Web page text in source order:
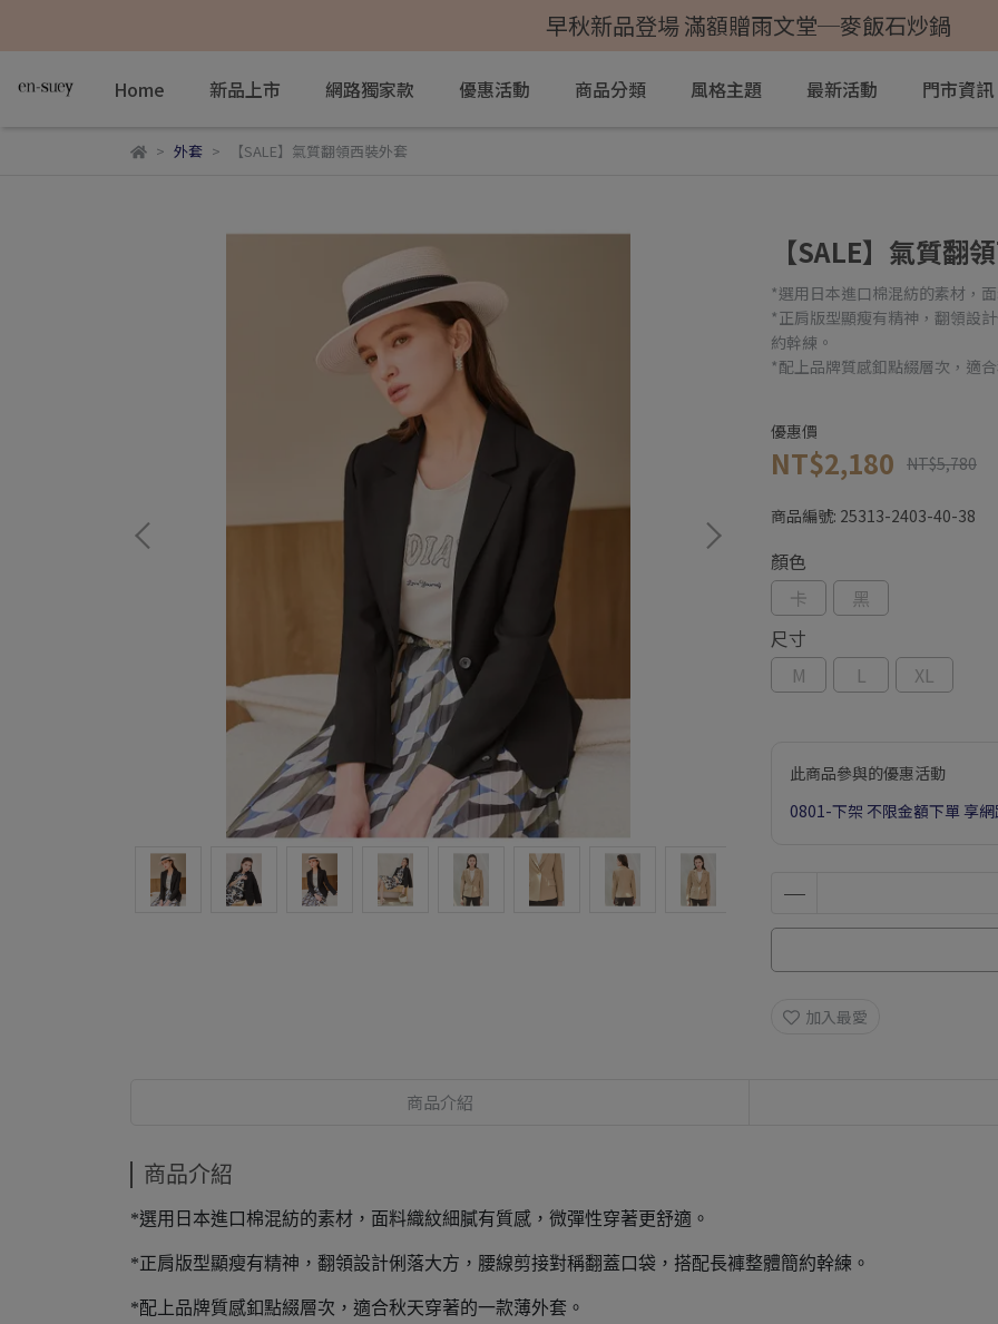
早秋新品登場 滿額贈雨文堂─麥飯石炒鍋
Home 新品上市 網路獨家款 優惠活動 商品分類 風格主題 最新活動 門市資訊
外套 【SALE】氣質翻領西裝外套
【SALE】氣質翻
*選用日本進口棉混紡的素材，
*正肩版型顯瘦有精神，翻領設
約幹練。
*配上品牌質感釦點綴層次，適
優惠價
NT$2,180 NT$5,780
商品編號: 25313-2403-40-38
顏色
卡
黑
尺寸
M
L XL
此商品參與的優惠活動
0801-下架 不限金額下單 享
加入最愛
商品介紹
商品介紹
*選用日本進口棉混紡的素材，面料織紋細膩有質感，微彈性穿著更舒適。
*正肩版型顯瘦有精神，翻領設計俐落大方，腰線剪接對稱翻蓋口袋，搭配長褲整體簡約幹練。
*配上品牌質感釦點綴層次，適合秋天穿著的一款薄外套。